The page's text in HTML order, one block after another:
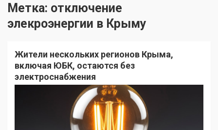
Метка: отключение
элекроэнергии в Крыму
Жители нескольких регионов Крыма,
включая ЮБК, остаются без
электроснабжения